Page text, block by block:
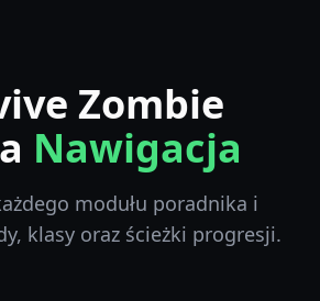
Zombie
Nawigacja
modułu poradnika i
klasy oraz ścieżki progresji.